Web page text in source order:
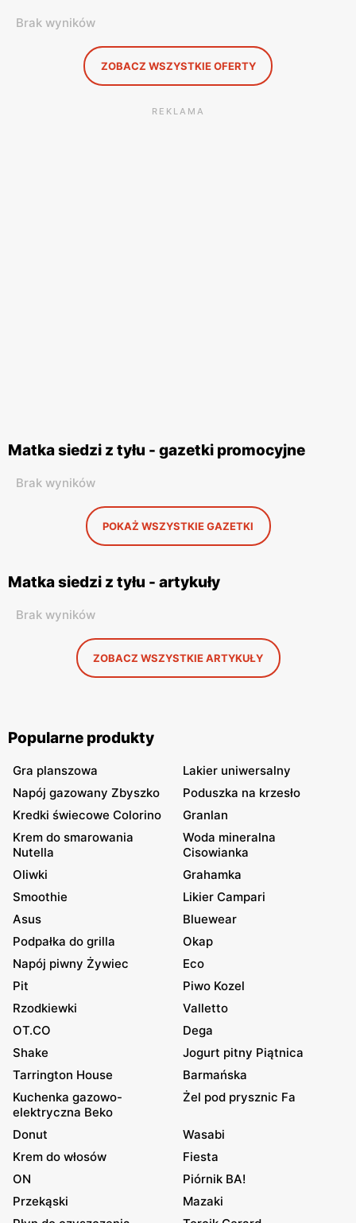
Brak wyników
ZOBACZ WSZYSTKIE OFERTY
REKLAMA
Matka siedzi z tyłu - gazetki promocyjne
Brak wyników
POKAŻ WSZYSTKIE GAZETKI
Matka siedzi z tyłu - artykuły
Brak wyników
ZOBACZ WSZYSTKIE ARTYKUŁY
Popularne produkty
Gra planszowa
Lakier uniwersalny
Napój gazowany Zbyszko
Poduszka na krzesło
Kredki świecowe Colorino
Granlan
Krem do smarowania
Nutella
Woda mineralna
Cisowianka
Oliwki
Grahamka
Smoothie
Likier Campari
Asus
Bluewear
Podpałka do grilla
Okap
Napój piwny Żywiec
Eco
Pit
Piwo Kozel
Rzodkiewki
Valletto
OT.CO
Dega
Shake
Jogurt pitny Piątnica
Tarrington House
Barmańska
Kuchenka gazowo-
elektryczna Beko
Żel pod prysznic Fa
Donut
Wasabi
Krem do włosów
Fiesta
ON
Piórnik BA!
Przekąski
Mazaki